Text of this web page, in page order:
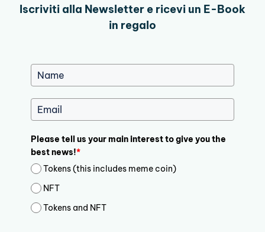
Iscriviti alla Newsletter e ricevi un E-Book
in regalo
Please tell us your main interest to give you the
best news!*
Tokens (this includes meme coin)
NFT
Tokens and NFT